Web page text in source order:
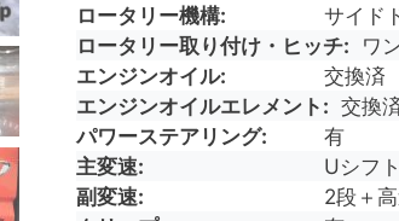
ロータリー機構
サイド
ロータリー取り付け・ヒッチ
ワ
エンジンオイル
交換済
エンジンオイルエレメント
交換
パワーステアリング
有
主変速
Uシフ
副変速
2段＋